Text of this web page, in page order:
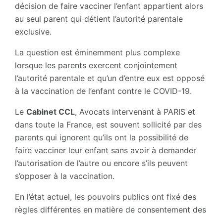
décision de faire vacciner l’enfant appartient alors
au seul parent qui détient l’autorité parentale
exclusive.
La question est éminemment plus complexe
lorsque les parents exercent conjointement
l’autorité parentale et qu’un d’entre eux est opposé
à la vaccination de l’enfant contre le COVID-19.
Le Cabinet CCL, Avocats intervenant à PARIS et
dans toute la France, est souvent sollicité par des
parents qui ignorent qu’ils ont la possibilité de
faire vacciner leur enfant sans avoir à demander
l’autorisation de l’autre ou encore s’ils peuvent
s’opposer à la vaccination.
En l’état actuel, les pouvoirs publics ont fixé des
règles différentes en matière de consentement des